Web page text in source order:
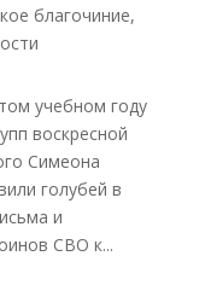
благочиние,
учебном году
воскресной
Симеона
голубей в
и
СВО к...